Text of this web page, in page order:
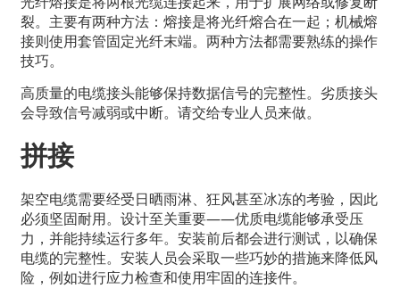
裂。主要有两种方法：熔接是将光纤熔合在一起；机械熔
接则使用套管固定光纤末端。两种方法都需要熟练的操作
技巧。
高质量的电缆接头能够保持数据信号的完整性。劣质接头
会导致信号减弱或中断。请交给专业人员来做。
拼接
架空电缆需要经受日晒雨淋、狂风甚至冰冻的考验，因此
必须坚固耐用。设计至关重要——优质电缆能够承受压
力，并能持续运行多年。安装前后都会进行测试，以确保
电缆的完整性。安装人员会采取一些巧妙的措施来降低风
险，例如进行应力检查和使用牢固的连接件。